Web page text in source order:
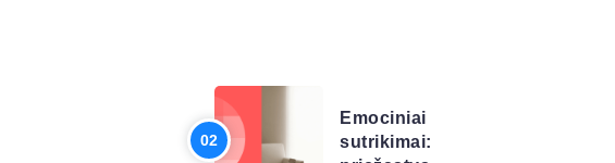
Emociniai
sutrikimai: